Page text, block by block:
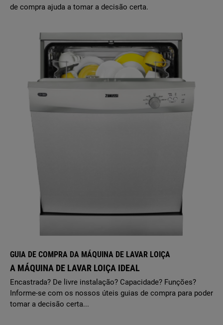
de compra ajuda a tomar a decisão certa.
GUIA DE COMPRA DA MÁQUINA DE LAVAR LOIÇA
A MÁQUINA DE LAVAR LOIÇA IDEAL
Encastrada? De livre instalação? Capacidade? Funções?
Informe-se com os nossos úteis guias de compra para poder
tomar a decisão certa...